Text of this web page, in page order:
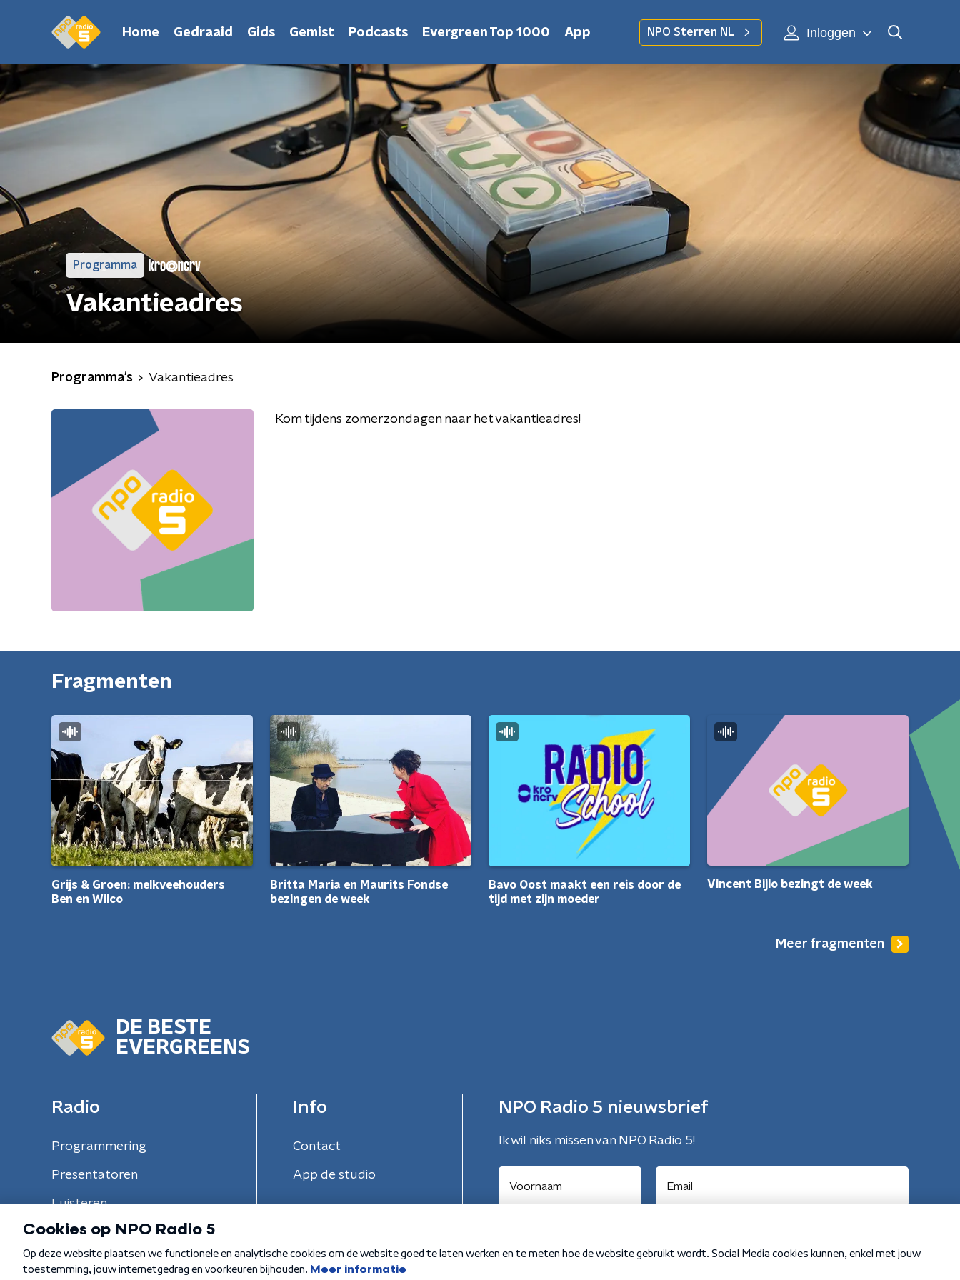
Home Gedraaid Gids Gemist Podcasts Evergreen Top 1000 App NPO Sterren NL Inloggen
Programma
Vakantieadres
Programma's Vakantieadres
Kom tijdens zomerzondagen naar het vakantieadres!
Fragmenten
Grijs & Groen: melkveehouders
Ben en Wilco
Britta Maria en Maurits Fondse
bezingen de week
Bavo Oost maakt een reis door de
tijd met zijn moeder
Vincent Bijlo bezingt de week
Meer fragmenten
DE BESTE
EVERGREENS
Radio
Programmering
Presentatoren
Luisteren
Info
Contact
App de studio
NPO Radio 5 nieuwsbrief
Ik wil niks missen van NPO Radio 5!
Algemene voorwaarden Privacybeleid